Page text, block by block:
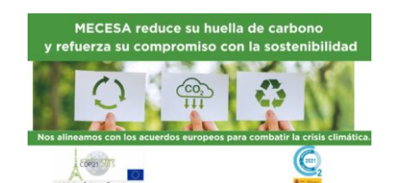
MECESA REFUERZA SU
COMPROMISO CON LA
SOSTENIBILIDAD Y
REDUCCIÓN DE EMISIONES